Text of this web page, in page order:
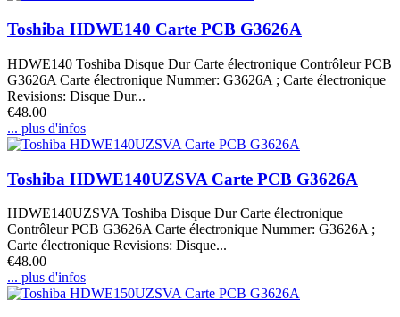
Toshiba HDWE140 Carte PCB G3626A
HDWE140 Toshiba Disque Dur Carte électronique Contrôleur PCB
G3626A Carte électronique Nummer: G3626A ; Carte électronique
Revisions: Disque Dur...
€48.00
... plus d'infos
Toshiba HDWE140UZSVA Carte PCB G3626A
HDWE140UZSVA Toshiba Disque Dur Carte électronique
Contrôleur PCB G3626A Carte électronique Nummer: G3626A ;
Carte électronique Revisions: Disque...
€48.00
... plus d'infos